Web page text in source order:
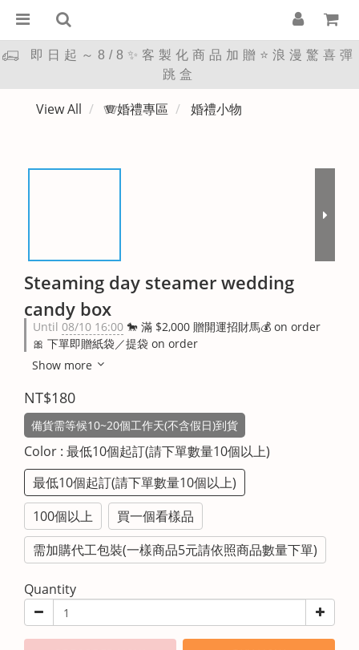
即日起～8/8✨客製化商品加贈⭐浪漫驚喜彈
跳盒
View All 🪗婚禮專區 婚禮小物
Steaming day steamer wedding
candy box
Until 08/10 16:00 🐎 滿 $2,000 贈開運招財馬💰 on order
🎀 下單即贈紙袋／提袋 on order
Show more
NT$180
備貨需等候10~20個工作天(不含假日)到貨
Color : 最低10個起訂(請下單數量10個以上)
最低10個起訂(請下單數量10個以上)
100個以上
買一個看樣品
需加購代工包裝(一樣商品5元請依照商品數量下單)
Quantity